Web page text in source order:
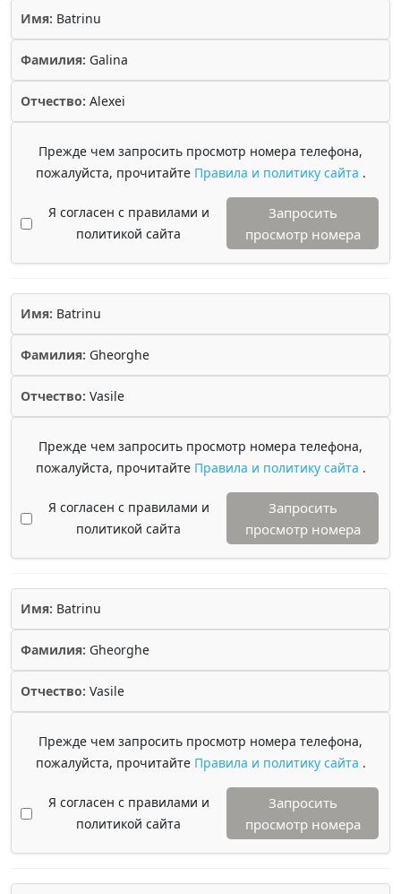
Имя: Batrinu
Фамилия: Galina
Отчество: Alexei
Прежде чем запросить просмотр номера телефона,
пожалуйста, прочитайте Правила и политику сайта .
Я согласен с правилами и
политикой сайта
Запросить
просмотр номера
Имя: Batrinu
Фамилия: Gheorghe
Отчество: Vasile
Прежде чем запросить просмотр номера телефона,
пожалуйста, прочитайте Правила и политику сайта .
Я согласен с правилами и
политикой сайта
Запросить
просмотр номера
Имя: Batrinu
Фамилия: Gheorghe
Отчество: Vasile
Прежде чем запросить просмотр номера телефона,
пожалуйста, прочитайте Правила и политику сайта .
Я согласен с правилами и
политикой сайта
Запросить
просмотр номера